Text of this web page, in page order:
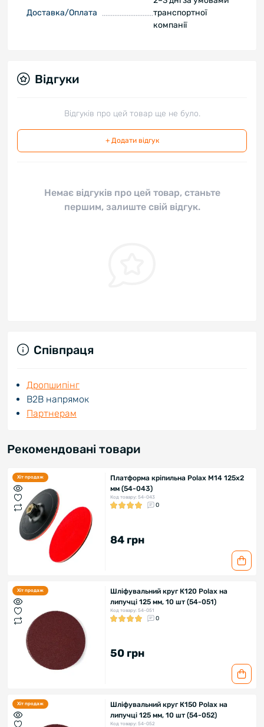
Доставка/Оплата
транспортної
компанії
Відгуки
Відгуків про цей товар ще не було.
+ Додати відгук
Немає відгуків про цей товар, станьте
першим, залиште свій відгук.
Співпраця
Дропшипінг
В2В напрямок
Партнерам
Рекомендовані товари
Хіт продаж
Платформа кріпильна Polax М14 125х2
мм (54-043)
Код товару: 54-043
0
84 грн
Хіт продаж
Шліфувальний круг К120 Polax на
липучці 125 мм, 10 шт (54-051)
Код товару: 54-051
0
50 грн
Хіт продаж
Шліфувальний круг К150 Polax на
липучці 125 мм, 10 шт (54-052)
Код товару: 54-052